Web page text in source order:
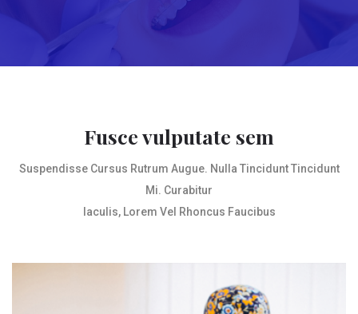
Fusce vulputate sem
Suspendisse Cursus Rutrum Augue. Nulla Tincidunt Tincidunt
Mi. Curabitur
Iaculis, Lorem Vel Rhoncus Faucibus